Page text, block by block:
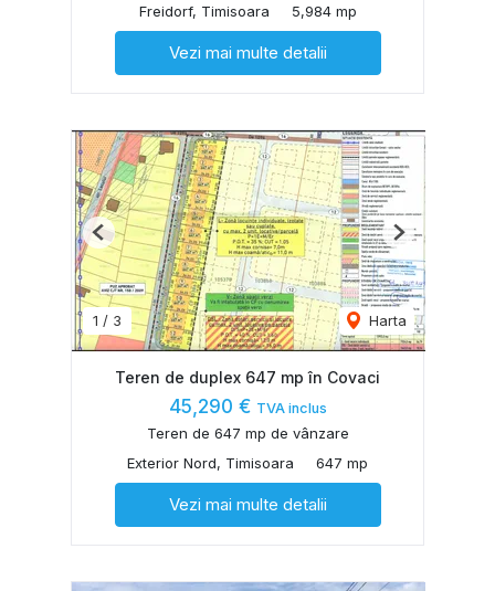
Freidorf, Timisoara
5,984 mp
Vezi mai multe detalii
1 / 3 Harta
Previous Next
Teren de duplex 647 mp în Covaci
45,290 € TVA inclus
Teren de 647 mp de vânzare
Exterior Nord, Timisoara
647 mp
Vezi mai multe detalii